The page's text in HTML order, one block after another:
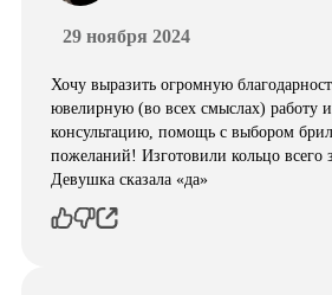
29 ноября 2024
Хочу выразить огромную
ювелирную (во всех смыслах) работу
консультацию, помощь с выбором
пожеланий! Изготовили кольцо всего
Девушка сказала «да»